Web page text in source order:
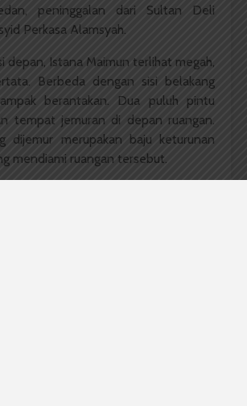
peninggalan dari Sultan Deli
Perkasa Alamsyah.
depan, Istana Maimun terlihat megah,
Berbeda dengan sisi belakang
berantakan. Dua puluh pintu
tempat jemuran di depan ruangan.
dijemur merupakan baju keturunan
mendiami ruangan tersebut.